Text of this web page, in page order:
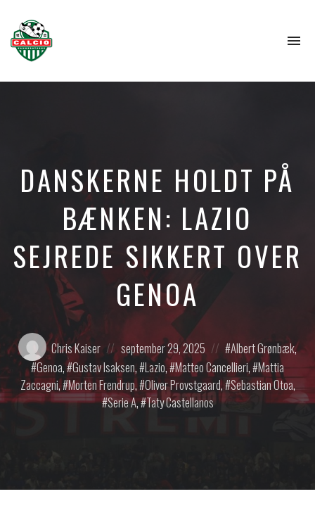
DANSKERNE HOLDT PÅ
BÆNKEN: LAZIO
SEJREDE SIKKERT OVER
GENOA
Posted
by:
Chris Kaiser
on
september 29, 2025
in:Albert Grønbæk,
Genoa, Gustav Isaksen, Lazio, Matteo Cancellieri, Mattia
Zaccagni, Morten Frendrup, Oliver Provstgaard, Sebastian Otoa,
Serie A, Taty Castellanos